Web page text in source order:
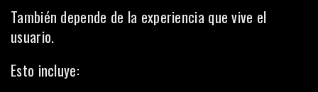
También depende de la experiencia que vive el
usuario.
Esto incluye: